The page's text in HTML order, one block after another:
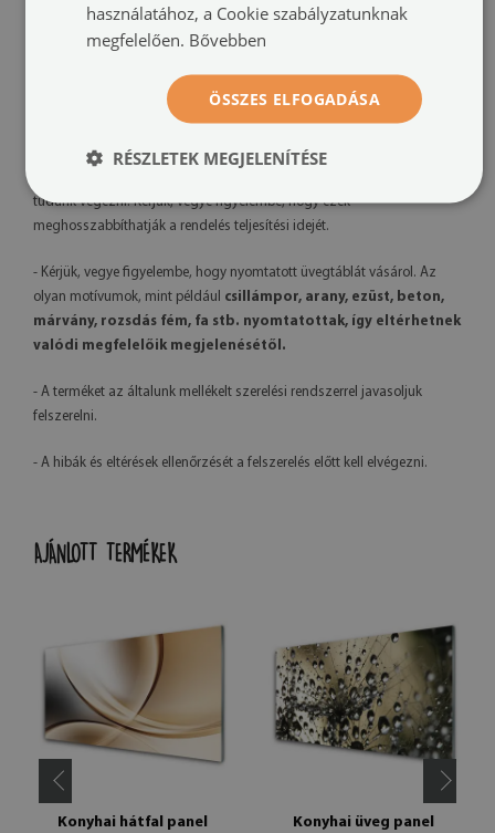
További információk:
megtekintéshez használt monitor kalibrációja, a nyomtatógép és a
felhasznált tinta típusa miatt – az árnyalatok enyhe eltérése nem képez
tudunk végezni. Kérjük, vegye figyelembe, hogy ezek
meghosszabbíthatják a rendelés teljesítési idejét.
- Kérjük, vegye figyelembe, hogy nyomtatott üvegtáblát vásárol. Az
olyan motívumok, mint például csillámpor, arany, ezüst, beton,
márvány, rozsdás fém, fa stb. nyomtatottak, így eltérhetnek
valódi megfelelőik megjelenésétől.
- A terméket az általunk mellékelt szerelési rendszerrel javasoljuk
felszerelni.
- A hibák és eltérések ellenőrzését a felszerelés előtt kell elvégezni.
AJÁNLOTT TERMÉKEK
Konyhai hátfal panel
Konyhai üveg panel
használatához, a Cookie szabályzatunknak
megfelelően. Bővebben
ÖSSZES ELFOGADÁSA
RÉSZLETEK MEGJELENÍTÉSE